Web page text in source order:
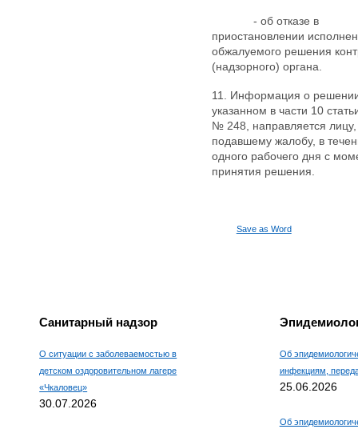
- об отказе в
приостановлении
обжалуемого решения
(надзорного) органа.
11. Информация о
указанном в части 10
№ 248, направляется лицу,
подавшему жалобу, в
одного рабочего дня с
принятия решения.
Save as Word
Санитарный надзор
О ситуации с заболеваемостью в
детском оздоровительном лагере
«Чкаловец»
30.07.2026
Об
инфекциям,
25.06.2026
Об